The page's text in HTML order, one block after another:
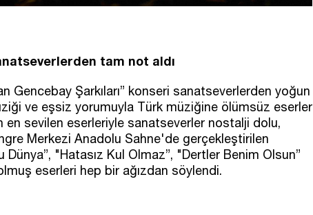
tam not aldı
Gencebay Şarkıları” konseri sanatseverlerden yoğun
ve eşsiz yorumuyla Türk müziğine ölümsüz eserler
en sevilen eserleriyle sanatseverler nostalji dolu,
Merkezi Anadolu Sahne'de gerçekleştirilen
"Hatasız Kul Olmaz”, "Dertler Benim Olsun”
eserleri hep bir ağızdan söylendi.